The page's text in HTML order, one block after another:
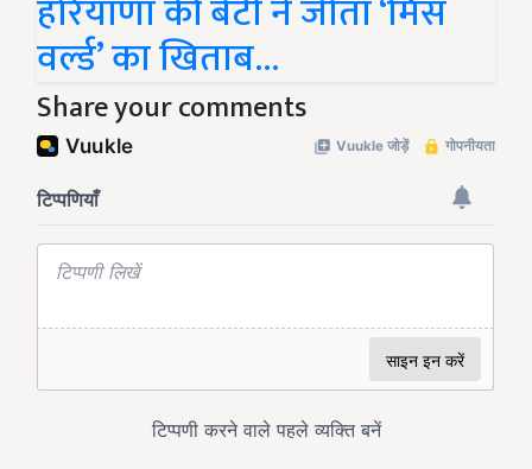
हरियाणा की बेटी ने जीता ‘मिस
वर्ल्ड’ का खिताब...
Share your comments